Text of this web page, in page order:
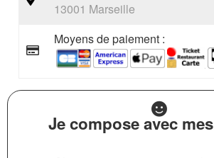
13001 Marseille
Moyens de paiement :
Je compose avec